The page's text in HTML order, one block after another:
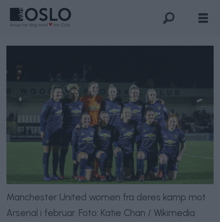
Manchester United women fra deres kamp mot
Arsenal i februar. Foto: Katie Chan / Wikimedia